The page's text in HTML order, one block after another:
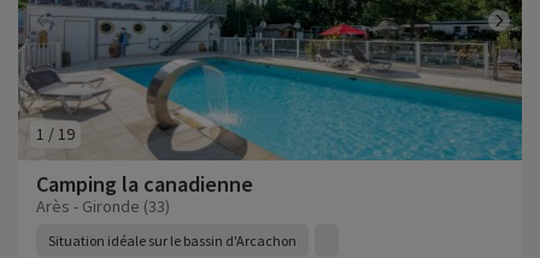
1 / 19
Camping la canadienne
Arès - Gironde (33)
Situation idéale sur le bassin d'Arcachon